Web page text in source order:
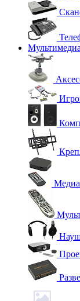
Мультимедиа